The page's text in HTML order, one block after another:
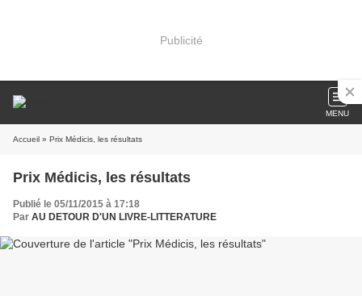
Publicité
MENU
Accueil » Prix Médicis, les résultats
Prix Médicis, les résultats
Publié le 05/11/2015 à 17:18
Par AU DETOUR D'UN LIVRE-LITTERATURE